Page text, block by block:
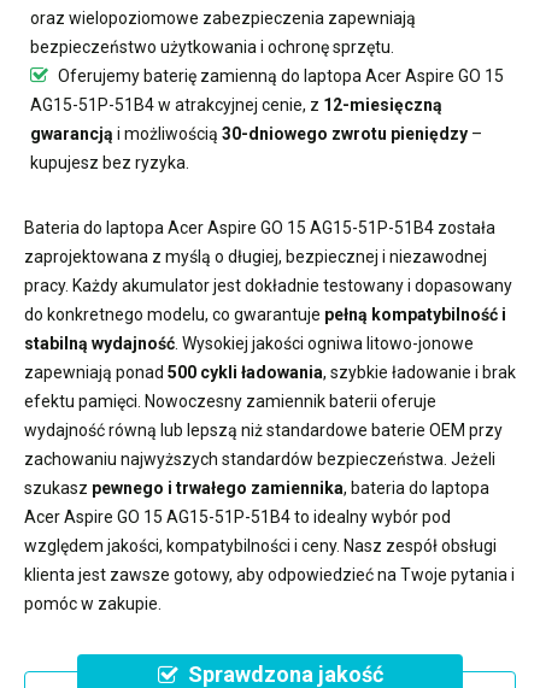
oraz wielopoziomowe zabezpieczenia zapewniają
bezpieczeństwo użytkowania i ochronę sprzętu.
Oferujemybaterię zamienną do laptopa Acer Aspire GO 15
AG15-51P-51B4w atrakcyjnej cenie, z 12-miesięczną
gwarancją i możliwością 30-dniowego zwrotu pieniędzy –
kupujesz bez ryzyka.
Bateria do laptopa Acer Aspire GO 15 AG15-51P-51B4 została
zaprojektowana z myślą o długiej, bezpiecznej i niezawodnej
pracy. Każdy akumulator jest dokładnie testowany i dopasowany
do konkretnego modelu, co gwarantuje pełną kompatybilność i
stabilną wydajność . Wysokiej jakości ogniwa litowo-jonowe
zapewniają ponad 500 cykli ładowania, szybkie ładowanie i brak
efektu pamięci. Nowoczesny zamiennik baterii oferuje
wydajność równą lub lepszą niż standardowe baterie OEM przy
zachowaniu najwyższych standardów bezpieczeństwa. Jeżeli
szukasz pewnego i trwałego zamiennika, bateria do laptopa
Acer Aspire GO 15 AG15-51P-51B4to idealny wybór pod
względem jakości, kompatybilności i ceny. Nasz zespół obsługi
klienta jest zawsze gotowy, aby odpowiedzieć na Twoje pytania i
pomóc w zakupie.
Sprawdzona jakość